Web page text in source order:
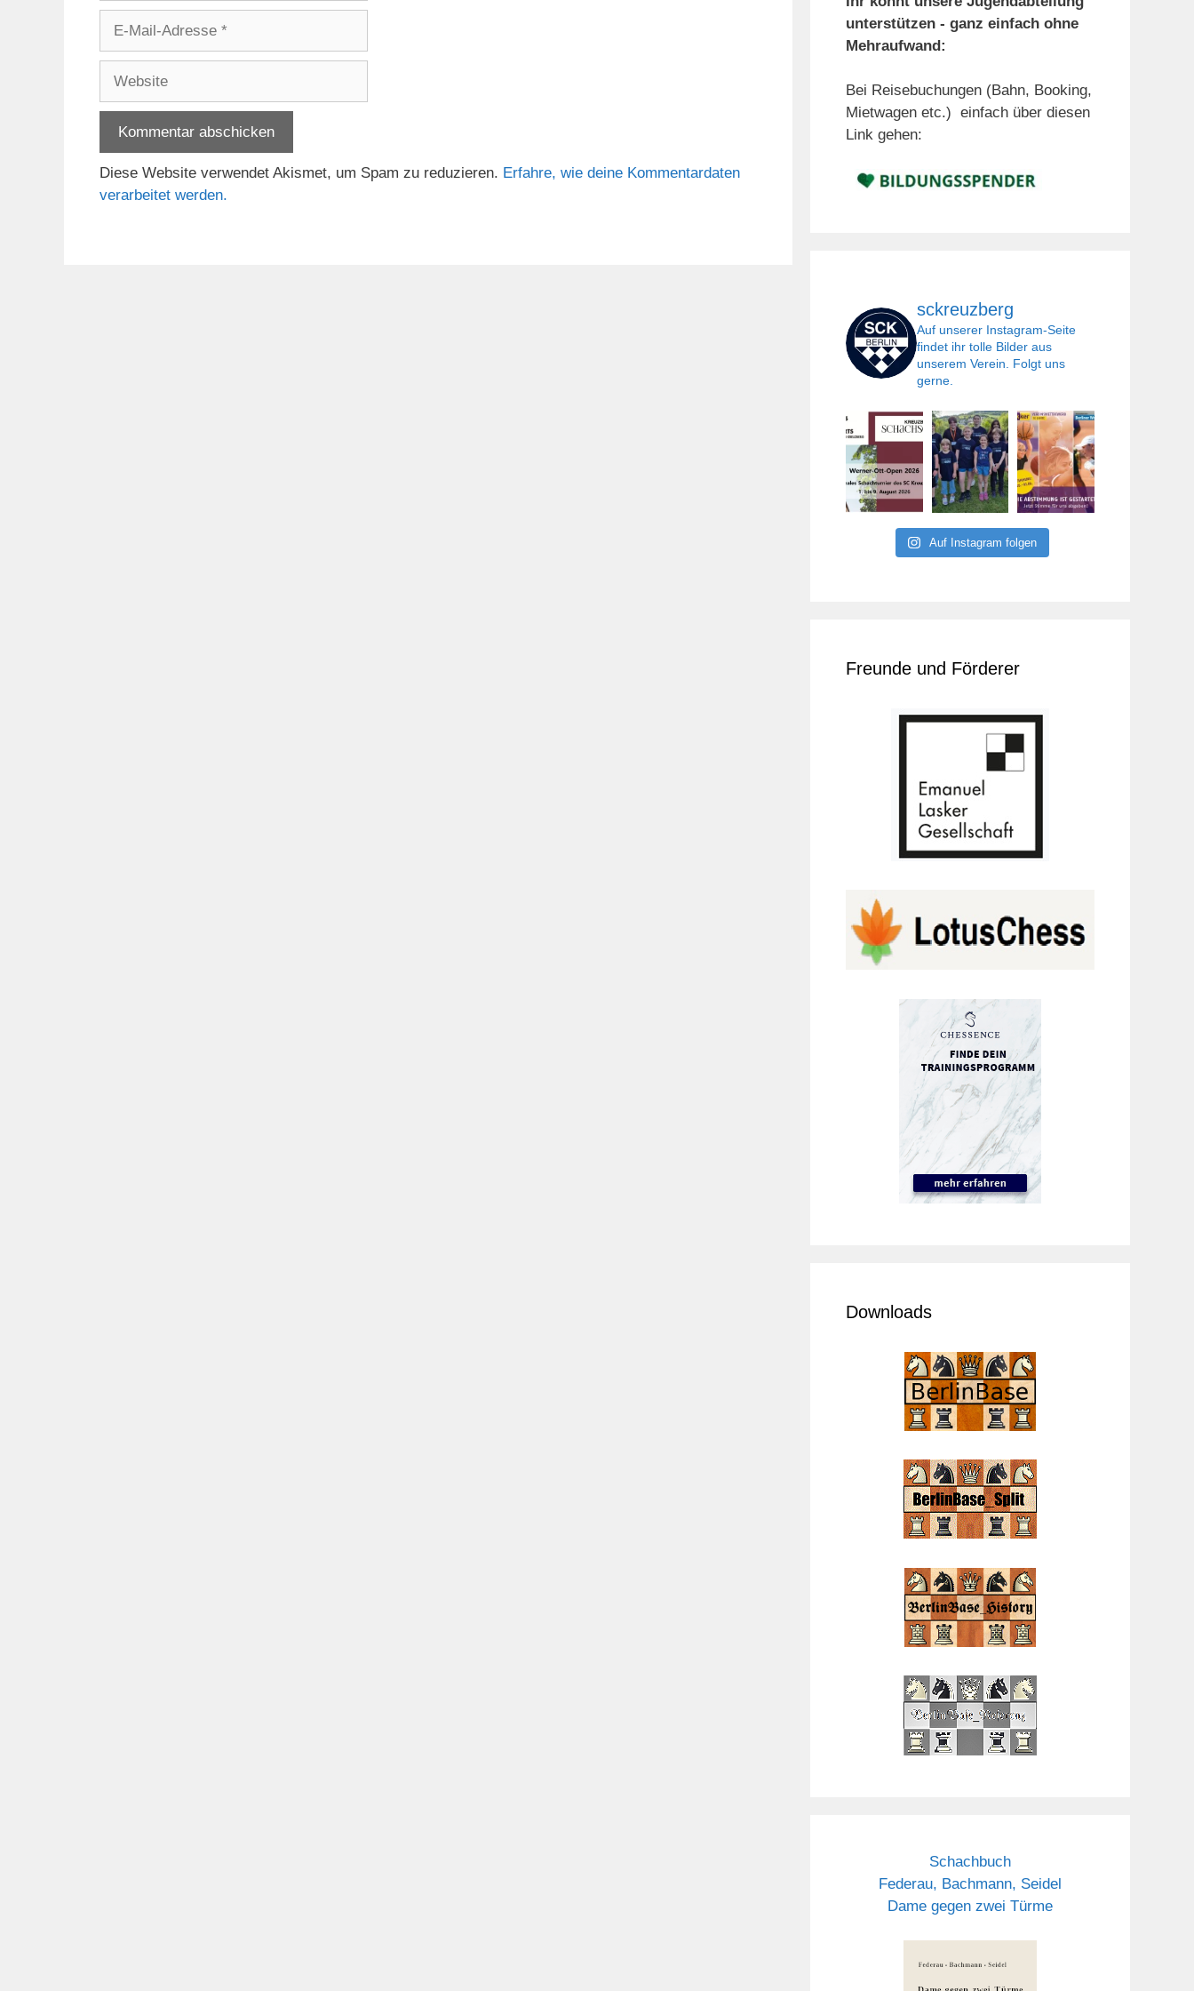
Adresse
Diese Website verwendet Akismet, um Spam zu reduzieren. Erfahre, wie deine Kommentardaten
verarbeitet werden.
unterstützen - ganz einfach ohne
Mehraufwand:
Bei Reisebuchungen (Bahn, Booking,
Mietwagen etc.) einfach über diesen
Link gehen:
sckreuzberg
Auf unserer Instagram-Seite
findet ihr tolle Bilder aus
unserem Verein. Folgt uns
gerne.
Auf Instagram folgen
Freunde und Förderer
Downloads
Schachbuch
Federau, Bachmann, Seidel
Dame gegen zwei Türme